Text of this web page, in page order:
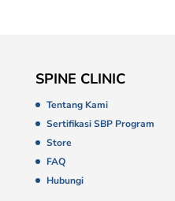
SPINE CLINIC
Tentang Kami
Sertifikasi SBP Program
Store
FAQ
Hubungi